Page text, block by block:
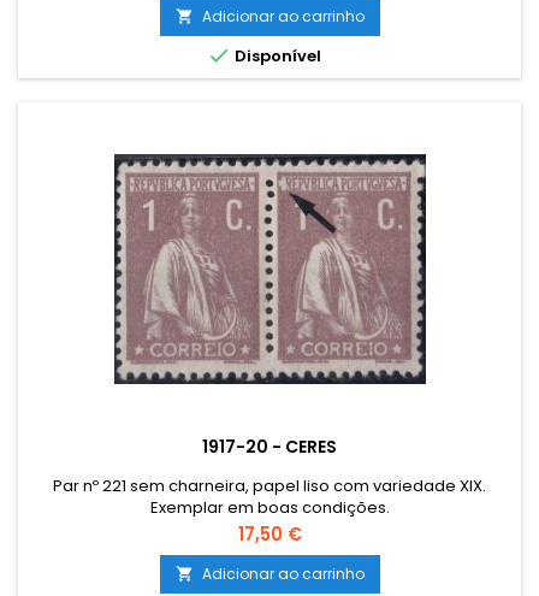
 Adicionar ao carrinho
 Disponível
1917-20 - CERES
Par nº 221 sem charneira, papel liso com variedade XIX.
Exemplar em boas condições.
Preço
17,50 €
 Adicionar ao carrinho